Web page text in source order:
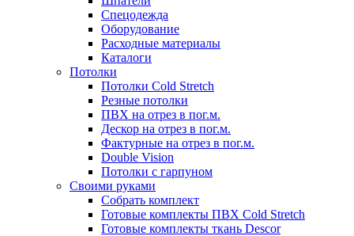
Спецодежда
Оборудование
Расходные материалы
Каталоги
Потолки
Потолки Cold Stretch
Резные потолки
ПВХ на отрез в пог.м.
Дескор на отрез в пог.м.
Фактурные на отрез в пог.м.
Double Vision
Потолки с гарпуном
Своими руками
Собрать комплект
Готовые комплекты ПВХ Cold Stretch
Готовые комплекты ткань Descor